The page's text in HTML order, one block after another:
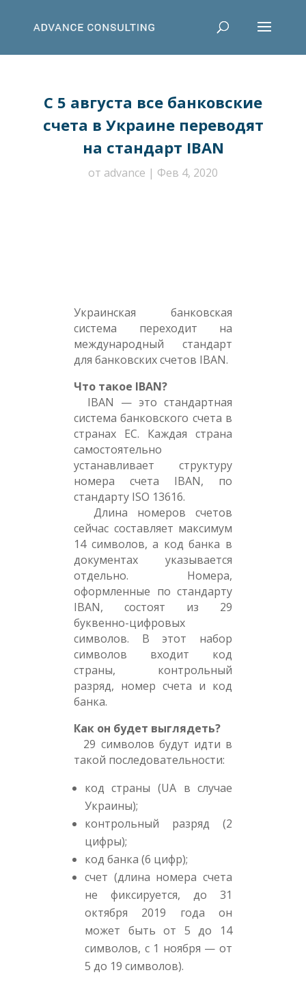
С 5 августа все банковские
счета в Украине переводят
на стандарт IBAN
от advance Фев 4, 2020
Украинская банковская
система переходит на
международный стандарт
для банковских счетов IBAN.
Что такое IBAN?
IBAN — это стандартная
система банковского счета в
странах ЕС. Каждая страна
самостоятельно
устанавливает структуру
номера счета IBAN, по
стандарту ISO 13616.
Длина номеров счетов
сейчас составляет максимум
14 символов, а код банка в
документах указывается
отдельно. Номера,
оформленные по стандарту
IBAN, состоят из 29
буквенно-цифровых
символов. В этот набор
символов входит код
страны, контрольный
разряд, номер счета и код
банка.
Как он будет выглядеть?
29 символов будут идти в
такой последовательности:
код страны (UA в случае
Украины);
контрольный разряд (2
цифры);
код банка (6 цифр);
счет (длина номера счета
не фиксируется, до 31
октября 2019 года он
может быть от 5 до 14
символов, с 1 ноября — от
5 до 19 символов).